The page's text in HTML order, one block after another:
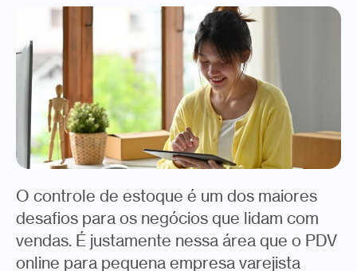
O controle de estoque é um dos maiores
desafios para os negócios que lidam com
vendas. É justamente nessa área que o PDV
online para pequena empresa varejista